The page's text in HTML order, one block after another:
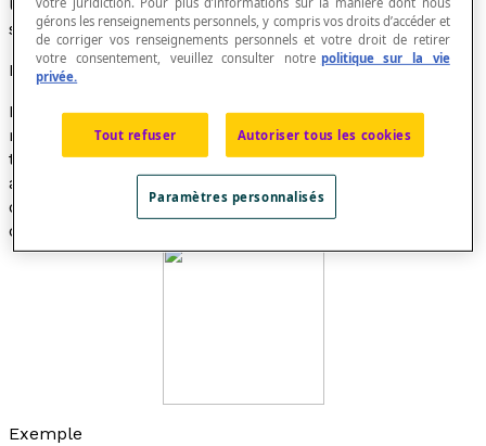
Une figure a donc un axe de symétrie si on peut la
superposer sur elle-même par un pliage selon cet axe.
Propriété
Des figures planes telles que le disque, le carré, le
rectangle, le triangle isocèle ou le trapèze isocèle, le
triangle équilatéral, les polygones réguliers, etc.
admettent au moins un axe de symétrie. Le carré a
quatre axes de symétrie, un rectangle ou un losange
quelconque en ont deux, etc.
Exemple
gérons les renseignements personnels, y compris vos droits d’accéder et
de corriger vos renseignements personnels et votre droit de retirer
votre consentement, veuillez consulter notre politique sur la vie
privée.
Tout refuser Autoriser tous les cookies
Paramètres personnalisés